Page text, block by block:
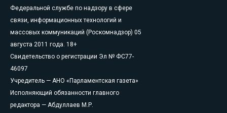
Федеральной службе по надзору в сфере
связи, информационных технологий и
массовых коммуникаций (Роскомнадзор) 05
августа 2011 года. 18+
Свидетельство о регистрации Эл № ФС77-
46097
Учредитель — АНО «Парламентская газета»
Исполняющий обязанности главного
редактора — Абдуллаев М.Р.